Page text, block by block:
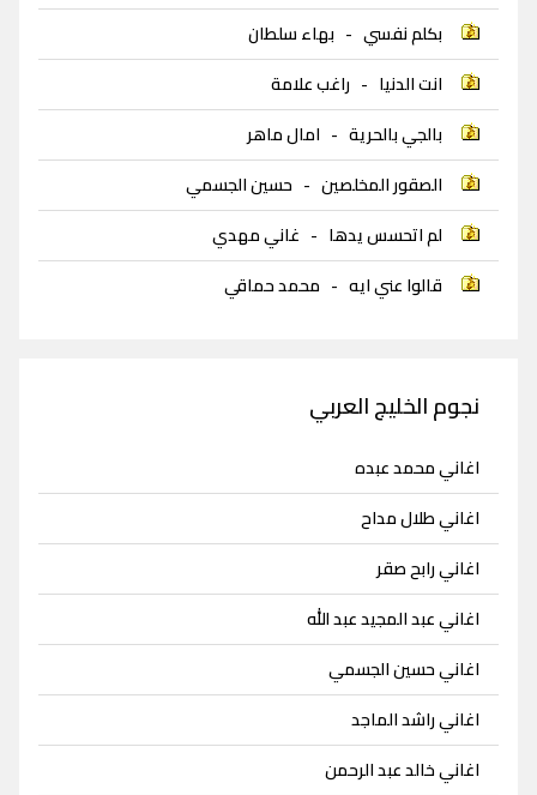
بكلم نفسي - بهاء سلطان
انت الدنيا - راغب علامة
بالجي بالحرية - امال ماهر
الصقور المخلصين - حسين الجسمي
لم اتحسس يدها - غاني مهدي
قالوا عني ايه - محمد حماقي
نجوم الخليج العربي
اغاني محمد عبده
اغاني طلال مداح
اغاني رابح صقر
اغاني عبد المجيد عبد الله
اغاني حسين الجسمي
اغاني راشد الماجد
اغاني خالد عبد الرحمن